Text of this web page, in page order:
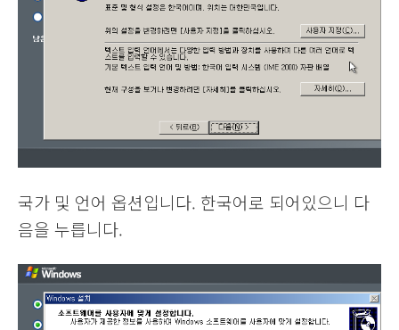
국가 및 언어 옵션입니다. 한국어로 되어있으니 다
음을 누릅니다.